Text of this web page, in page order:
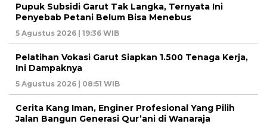
Pupuk Subsidi Garut Tak Langka, Ternyata Ini
Penyebab Petani Belum Bisa Menebus
5 Agustus 2026 | 19:36 WIB
Pelatihan Vokasi Garut Siapkan 1.500 Tenaga Kerja,
Ini Dampaknya
5 Agustus 2026 | 08:51 WIB
Cerita Kang Iman, Enginer Profesional Yang Pilih
Jalan Bangun Generasi Qur’ani di Wanaraja